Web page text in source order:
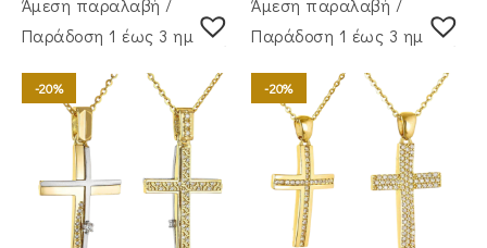
Άμεση παραλαβή /
Παράδoση 1 έως 3 ημέρες
-20%
Άμεση παραλαβή /
Παράδoση 1 έως 3 ημέρες
-20%